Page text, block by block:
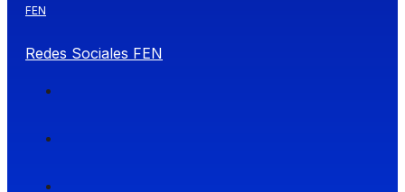
FEN
Redes Sociales FEN